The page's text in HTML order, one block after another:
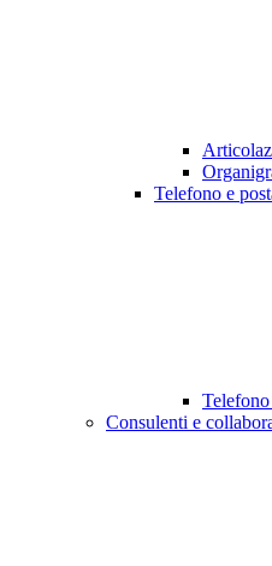
Telefono e
Telefono
Consulenti e